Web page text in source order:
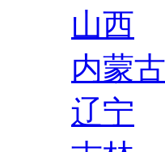
山西
内蒙古
辽宁